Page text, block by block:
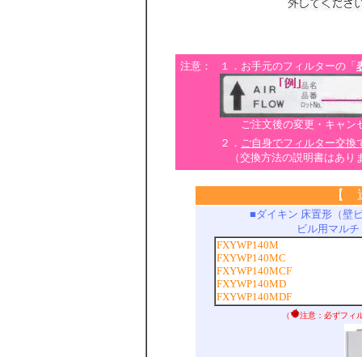
注意： １．お手元のフィルターの「
ご注文後の変更・キャン
２． ご自身でフィルター交換
（交換方法の説明書はあり
【
■ダイキン 床置形（壁
ビル用マル
FXYWP140M
FXYWP140MC
FXYWP140MCF
FXYWP140MD
FXYWP140MDF
（ 注意：必ずフィ